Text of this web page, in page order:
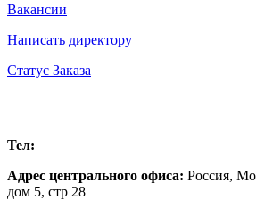
Вакансии
Написать директору
Статус Заказа
Тел:
Адрес центрального офиса: Россия,
дом 5, стр 28